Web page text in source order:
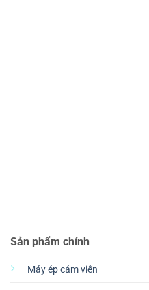
Sản phẩm chính
Máy ép cám viên